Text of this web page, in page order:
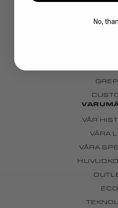
VÅR
VÅRA
VÅRA
ECO
No,